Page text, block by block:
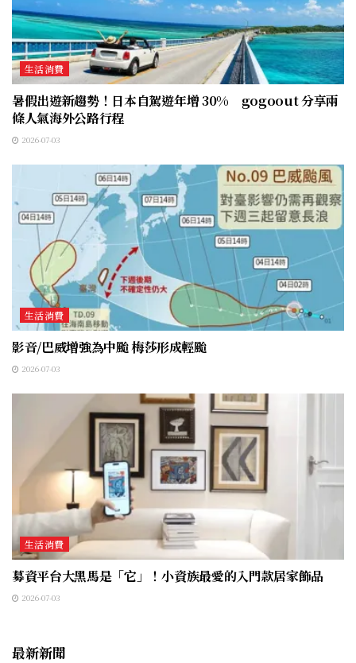
生活消費
暑假出遊新趨勢！日本自駕遊年增 30% gogoout 分享兩
條人氣海外公路行程
2026-07-03
生活消費
影音/巴威增強為中颱 梅莎形成輕颱
2026-07-03
生活消費
募資平台大黑馬是「它」！小資族最愛的入門款居家飾品
2026-07-03
最新新聞